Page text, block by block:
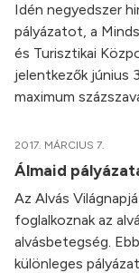
Idén negyedszer
pályázatot, a
és Turisztikai
jelentkezők június
maximum
2017. MÁRCIUS 7.
Álmaid
Az Alvás
foglalkoznak az
alvásbetegség.
különleges